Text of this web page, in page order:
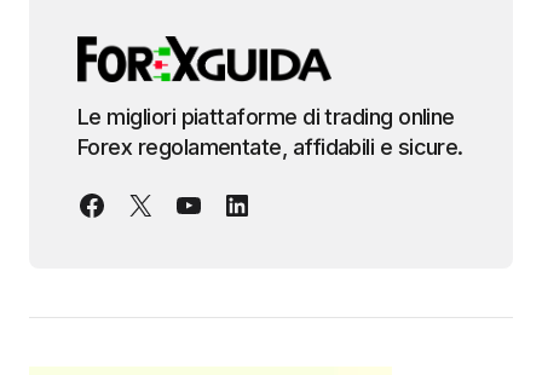
Le migliori piattaforme di trading online
Forex regolamentate, affidabili e sicure.